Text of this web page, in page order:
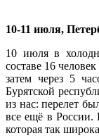
10-11 июля,
10 июля в
составе 16
затем через 5
Бурятской
из нас: перелет
все ещё в России.
которая так